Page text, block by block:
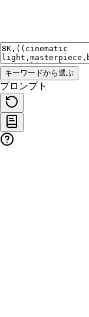
キーワードから選ぶ
プロンプト